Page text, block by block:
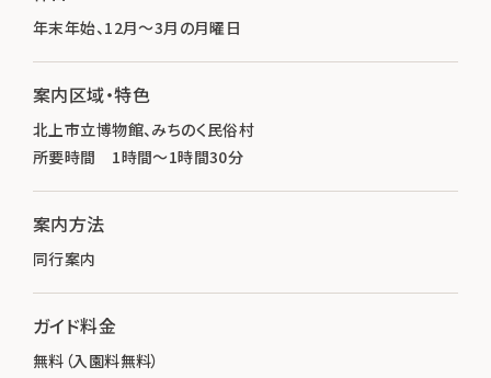
年末年始、12月～3月の月曜日
案内区域・特色
北上市立博物館、みちのく民俗村
所要時間 1時間～1時間30分
案内方法
同行案内
ガイド料金
無料（入園料無料）